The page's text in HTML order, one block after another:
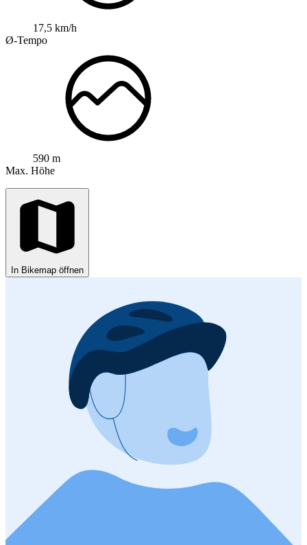
17,5 km/h
Ø-Tempo
590 m
Max. Höhe
In Bikemap öffnen